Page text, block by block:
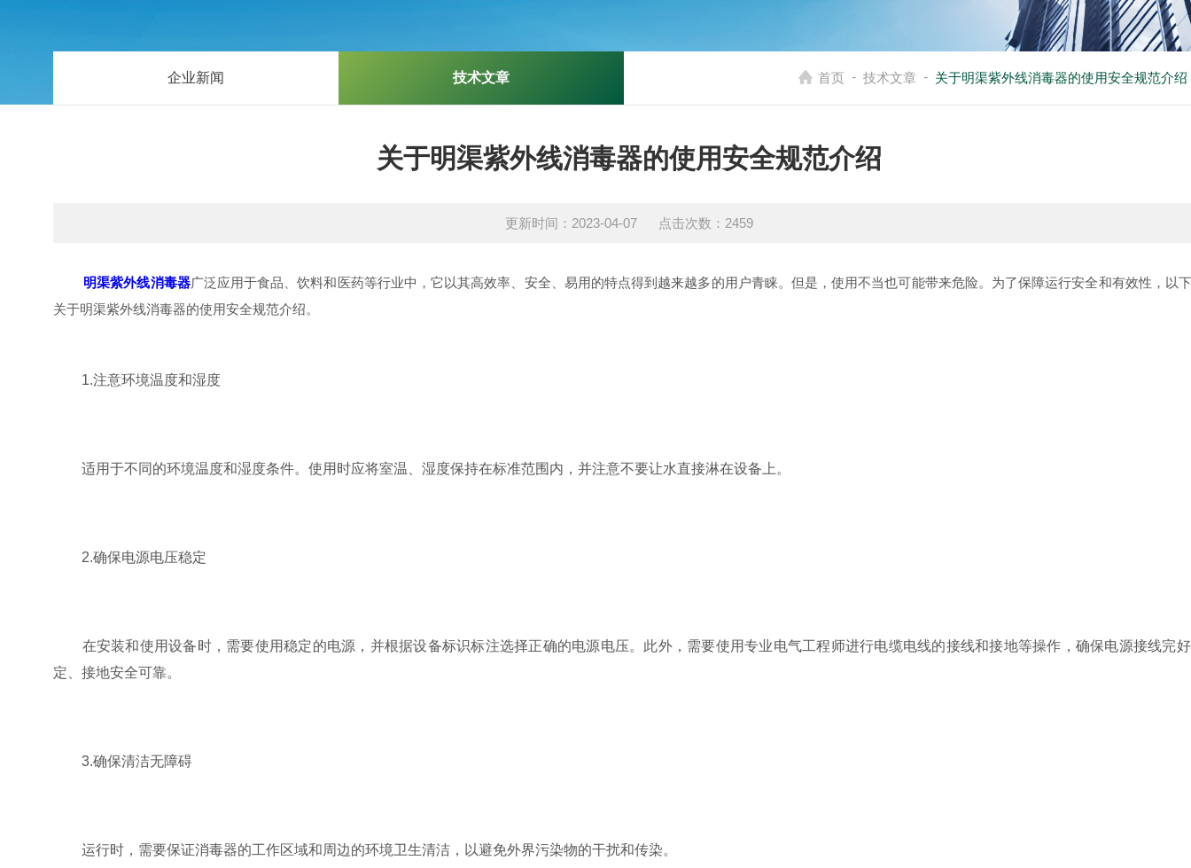
企业新闻 技术文章 首页 - 技术文章 - 关于明渠紫外线消毒器的使用安全规范介绍
关于明渠紫外线消毒器的使用安全规范介绍
更新时间：2023-04-07 点击次数：2459
明渠紫外线消毒器广泛应用于食品、饮料和医药等行业中，它以其高效率、安全、易用的特点得到越来越多的用户青睐。但是，使用不当也可能带来危险。为了保障运行安全和有效性，以
关于明渠紫外线消毒器的使用安全规范介绍。
1.注意环境温度和湿度
适用于不同的环境温度和湿度条件。使用时应将室温、湿度保持在标准范围内，并注意不要让水直接淋在设备上。
2.确保电源电压稳定
在安装和使用设备时，需要使用稳定的电源，并根据设备标识标注选择正确的电源电压。此外，需要使用专业电气工程师进行电缆电线的接线和接地等操作，确保电源接线完
定、接地安全可靠。
3.确保清洁无障碍
运行时，需要保证消毒器的工作区域和周边的环境卫生清洁，以避免外界污染物的干扰和传染。